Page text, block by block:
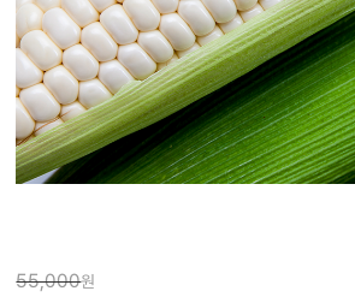
55,000원